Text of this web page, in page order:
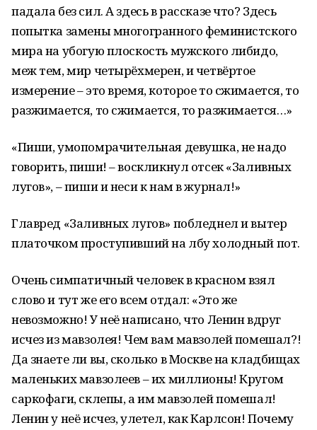
падала без сил. А здесь в рассказе что? Здесь
попытка замены многогранного феминистского
мира на убогую плоскость мужского либидо,
меж тем, мир четырёхмерен, и четвёртое
измерение – это время, которое то сжимается, то
разжимается, то сжимается, то разжимается…»
«Пиши, умопомрачительная девушка, не надо
говорить, пиши! – воскликнул отсек «Заливных
лугов», – пиши и неси к нам в журнал!»
Главред «Заливных лугов» побледнел и вытер
платочком проступивший на лбу холодный пот.
Очень симпатичный человек в красном взял
слово и тут же его всем отдал: «Это же
невозможно! У неё написано, что Ленин вдруг
исчез из мавзолея! Чем вам мавзолей помешал?!
Да знаете ли вы, сколько в Москве на кладбищах
маленьких мавзолеев – их миллионы! Кругом
саркофаги, склепы, а им мавзолей помешал!
Ленин у неё исчез, улетел, как Карлсон! Почему